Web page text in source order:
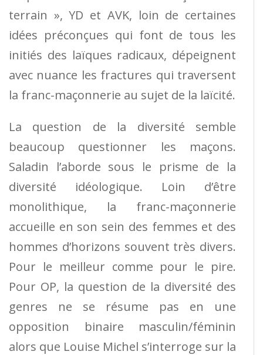
terrain », YD et AVK, loin de certaines
idées préconçues qui font de tous les
initiés des laïques radicaux, dépeignent
avec nuance les fractures qui traversent
la franc-maçonnerie au sujet de la laïcité.
La question de la diversité semble
beaucoup questionner les maçons.
Saladin l’aborde sous le prisme de la
diversité idéologique. Loin d’être
monolithique, la franc-maçonnerie
accueille en son sein des femmes et des
hommes d’horizons souvent très divers.
Pour le meilleur comme pour le pire.
Pour OP, la question de la diversité des
genres ne se résume pas en une
opposition binaire masculin/féminin
alors que Louise Michel s’interroge sur la